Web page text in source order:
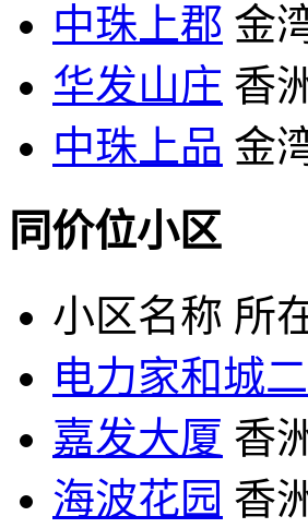
中珠上郡 金
华发山庄 香
中珠上品 金
同价位小区
小区名称 所
电力家和城
嘉发大厦 香
海波花园 香